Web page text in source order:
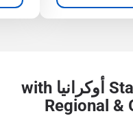
Stay Connected Beyond أوكرانيا with
Regional &